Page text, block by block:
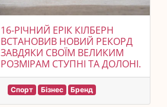
16-РІЧНИЙ ЕРІК КІЛБЕРН
ВСТАНОВИВ НОВИЙ РЕКОРД
ЗАВДЯКИ СВОЇМ ВЕЛИКИМ
РОЗМІРАМ СТУПНІ ТА ДОЛОНІ.
Спорт Бізнес Бренд